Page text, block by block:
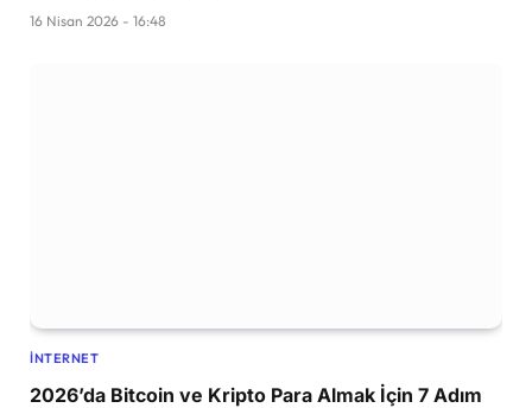
16 Nisan 2026 - 16:48
İNTERNET
2026’da Bitcoin ve Kripto Para Almak İçin 7 Adım